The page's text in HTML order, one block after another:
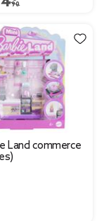
Land commerce